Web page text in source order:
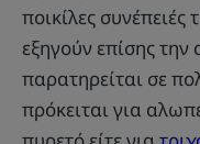
ποικίλες
εξηγούν επίσης
παρατηρείται σε
πρόκειται για